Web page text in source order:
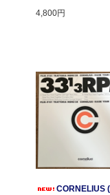
4,800円
CORNELIUS